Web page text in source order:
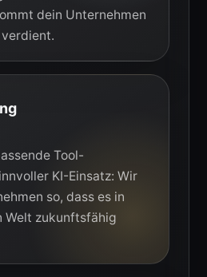
dein Unternehmen
Tool-
KI-Einsatz: Wir
so, dass es in
Welt zukunftsfähig